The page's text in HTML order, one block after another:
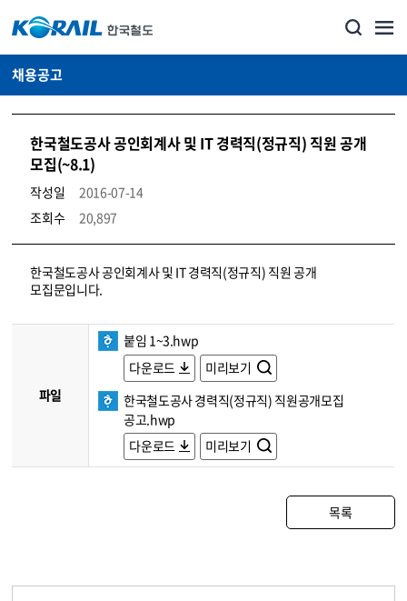
채용공고
한국철도공사 공인회계사 및 IT 경력직(정규직) 직원 공개
모집(~8.1)
작성일
2016-07-14
조회수
20,897
코레일소개_경영공시_채용공고 상세보기 – 내용, 파일, 담당자 연락처로 구성
한국철도공사 공인회계사 및 IT 경력직(정규직) 직원 공개
모집문입니다.
파일
붙임 1~3.hwp
다운로드
미리보기
한국철도공사 경력직(정규직) 직원공개모집
공고.hwp
다운로드
미리보기
목록